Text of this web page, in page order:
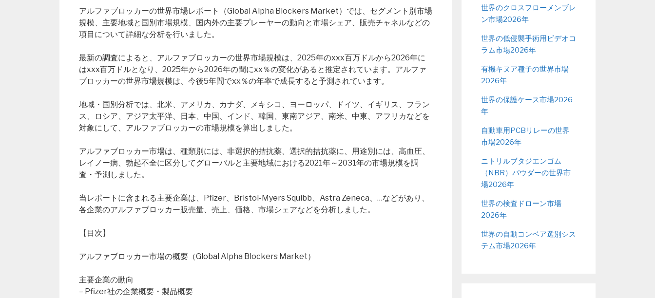
アルファブロッカーの世界市場レポート（Global Alpha Blockers Market）では、セグメント別市場
規模、主要地域と国別市場規模、国内外の主要プレーヤーの動向と市場シェア、販売チャネルなどの
項目について詳細な分析を行いました。
最新の調査によると、アルファブロッカーの世界市場規模は、2025年のxxx百万ドルから2026年に
はxxx百万ドルとなり、2025年から2026年の間にxx％の変化があると推定されています。アルファ
ブロッカーの世界市場規模は、今後5年間でxx％の年率で成長すると予測されています。
地域・国別分析では、北米、アメリカ、カナダ、メキシコ、ヨーロッパ、ドイツ、イギリス、フラン
ス、ロシア、アジア太平洋、日本、中国、インド、韓国、東南アジア、南米、中東、アフリカなどを
対象にして、アルファブロッカーの市場規模を算出しました。
アルファブロッカー市場は、種類別には、非選択的拮抗薬、選択的拮抗薬に、用途別には、高血圧、
レイノー病、勃起不全に区分してグローバルと主要地域における2021年～2031年の市場規模を調
査・予測しました。
当レポートに含まれる主要企業は、Pfizer、Bristol-Myers Squibb、Astra Zeneca、…などがあり、
各企業のアルファブロッカー販売量、売上、価格、市場シェアなどを分析しました。
【目次】
アルファブロッカー市場の概要（Global Alpha Blockers Market）
主要企業の動向
– Pfizer社の企業概要・製品概要
世界のクロスフローメンブレ
ン市場2026年
世界の低侵襲手術用ビデオコ
ラム市場2026年
有機キヌア種子の世界市場
2026年
世界の保護ケース市場2026
年
自動車用PCBリレーの世界
市場2026年
ニトリルブタジエンゴム
（NBR）パウダーの世界市
場2026年
世界の検査ドローン市場
2026年
世界の自動コンベア選別シス
テム市場2026年